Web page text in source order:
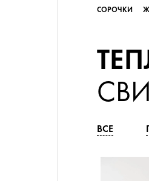
СОРОЧКИ
ВСЕ